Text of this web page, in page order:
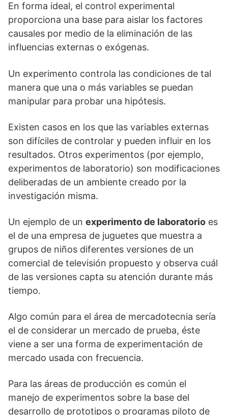
En forma ideal, el control experimental
proporciona una base para aislar los factores
causales por medio de la eliminación de las
influencias externas o exógenas.
Un experimento controla las condiciones de tal
manera que una o más variables se puedan
manipular para probar una hipótesis.
Existen casos en los que las variables externas
son difíciles de controlar y pueden influir en los
resultados. Otros experimentos (por ejemplo,
experimentos de laboratorio) son modificaciones
deliberadas de un ambiente creado por la
investigación misma.
Un ejemplo de un experimento de laboratorio es
el de una empresa de juguetes que muestra a
grupos de niños diferentes versiones de un
comercial de televisión propuesto y observa cuál
de las versiones capta su atención durante más
tiempo.
Algo común para el área de mercadotecnia sería
el de considerar un mercado de prueba, éste
viene a ser una forma de experimentación de
mercado usada con frecuencia.
Para las áreas de producción es común el
manejo de experimentos sobre la base del
desarrollo de prototipos o programas piloto de